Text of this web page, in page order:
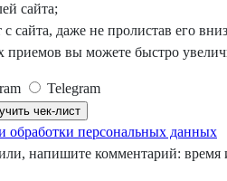
сайта;
сайта, даже не пролистав его
вы можете быстро
Telegram
чек-лист
обработки персональных данных
напишите комментарий: время